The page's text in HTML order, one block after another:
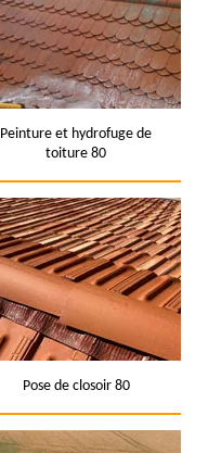
Peinture et hydrofuge de
toiture 80
Pose de closoir 80